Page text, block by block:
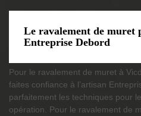
Le ravalement de muret
Entreprise Debord
Pour le ravalement de muret à
faites confiance à l’artisan
parfaitement les techniques pour
opération. Pour le ravalement de